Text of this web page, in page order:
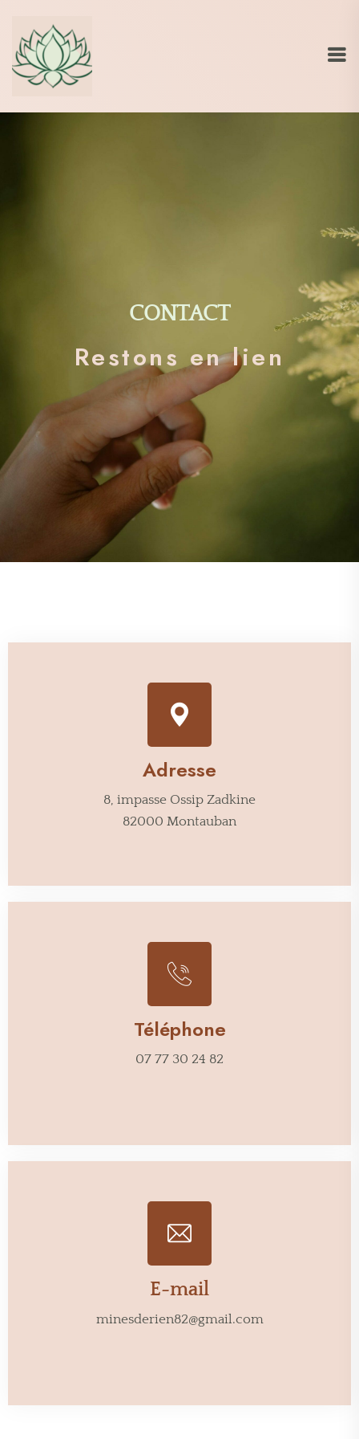
CONTACT
Restons en lien
Adresse
8, impasse Ossip Zadkine
82000 Montauban
Téléphone
07 77 30 24 82
E-mail
minesderien82@gmail.com